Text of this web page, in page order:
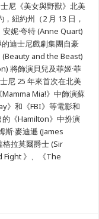
尼《美女與野獸》北美
紐約州（2 月 13 日，
妮·夸特 (Anne Quart)
迪士尼戲劇集團自豪
and the Beast)
將飾演貝兒及菲姬·菲
尼 25 年來首次在北美
Mia!》中飾演蘇
》和《FBI》等電影和
《Hamilton》中扮演
·麥迪遜 (James
拉莫爾爵士 (Sir
Fight 》、《The